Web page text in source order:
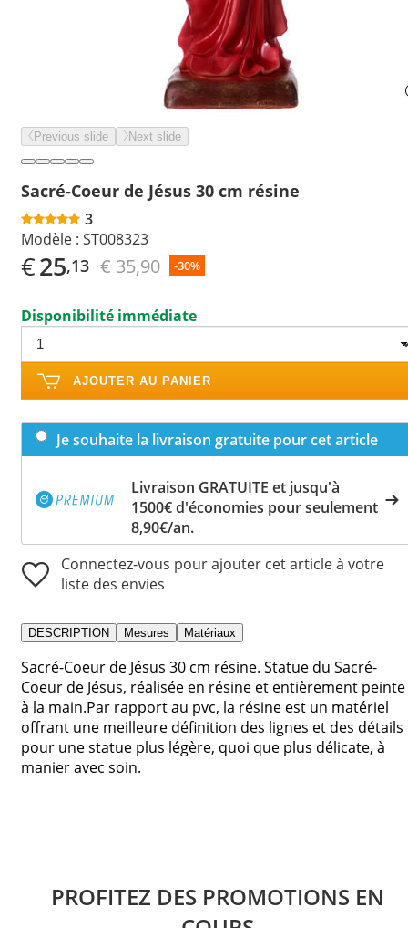
Previous slide Next slide
Sacré-Coeur de Jésus 30 cm résine
3
Modèle : ST008323
€25,13 € 35,90 -30%
Disponibilité immédiate
AJOUTER AU PANIER
Je souhaite la livraison gratuite pour cet article
Livraison GRATUITE et jusqu'à
1500€ d'économies pour seulement
8,90€/an.
Connectez-vous pour ajouter cet article à votre
liste des envies
DESCRIPTION Mesures Matériaux
Sacré-Coeur de Jésus 30 cm résine. Statue du Sacré-
Coeur de Jésus, réalisée en résine et entièrement peinte
à la main.Par rapport au pvc, la résine est un matériel
offrant une meilleure définition des lignes et des détails
pour une statue plus légère, quoi que plus délicate, à
manier avec soin.
PROFITEZ DES PROMOTIONS EN